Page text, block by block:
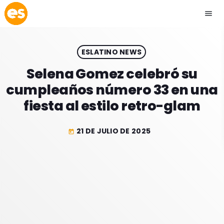
menu
play_arrow EMISIÓN LA PAZ
play_arrow EMISIÓN COCHABAMBA
ESLATINO NEWS
Selena Gomez celebró su
cumpleaños número 33 en una
fiesta al estilo retro-glam
today 21 DE JULIO DE 2025